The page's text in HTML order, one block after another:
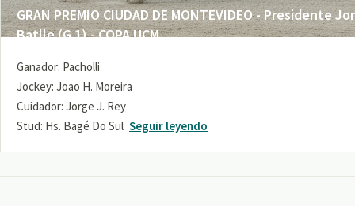
GRAN PREMIO CIUDAD DE MONTEVIDEO - Presidente
Batlle (G 1) - COPA UCM
Ganador: Pacholli
Jockey: Joao H. Moreira
Cuidador: Jorge J. Rey
Stud: Hs. Bagé Do Sul Seguir leyendo